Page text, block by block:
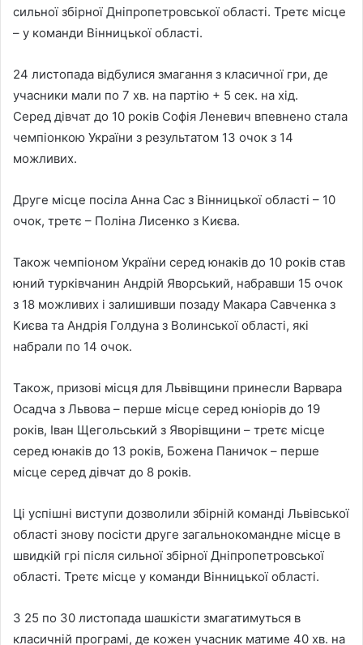
сильної збірної Дніпропетровської області. Третє місце
– у команди Вінницької області.
24 листопада відбулися змагання з класичної гри, де
учасники мали по 7 хв. на партію + 5 сек. на хід.
Серед дівчат до 10 років Софія Леневич впевнено стала
чемпіонкою України з результатом 13 очок з 14
можливих.
Друге місце посіла Анна Сас з Вінницької області – 10
очок, третє – Поліна Лисенко з Києва.
Також чемпіоном України серед юнаків до 10 років став
юний турківчанин Андрій Яворський, набравши 15 очок
з 18 можливих і залишивши позаду Макара Савченка з
Києва та Андрія Голдуна з Волинської області, які
набрали по 14 очок.
Також, призові місця для Львівщини принесли Варвара
Осадча з Львова – перше місце серед юніорів до 19
років, Іван Щегольський з Яворівщини – третє місце
серед юнаків до 13 років, Божена Паничок – перше
місце серед дівчат до 8 років.
Ці успішні виступи дозволили збірній команді Львівської
області знову посісти друге загальнокомандне місце в
швидкій грі після сильної збірної Дніпропетровської
області. Третє місце у команди Вінницької області.
З 25 по 30 листопада шашкісти змагатимуться в
класичній програмі, де кожен учасник матиме 40 хв. на